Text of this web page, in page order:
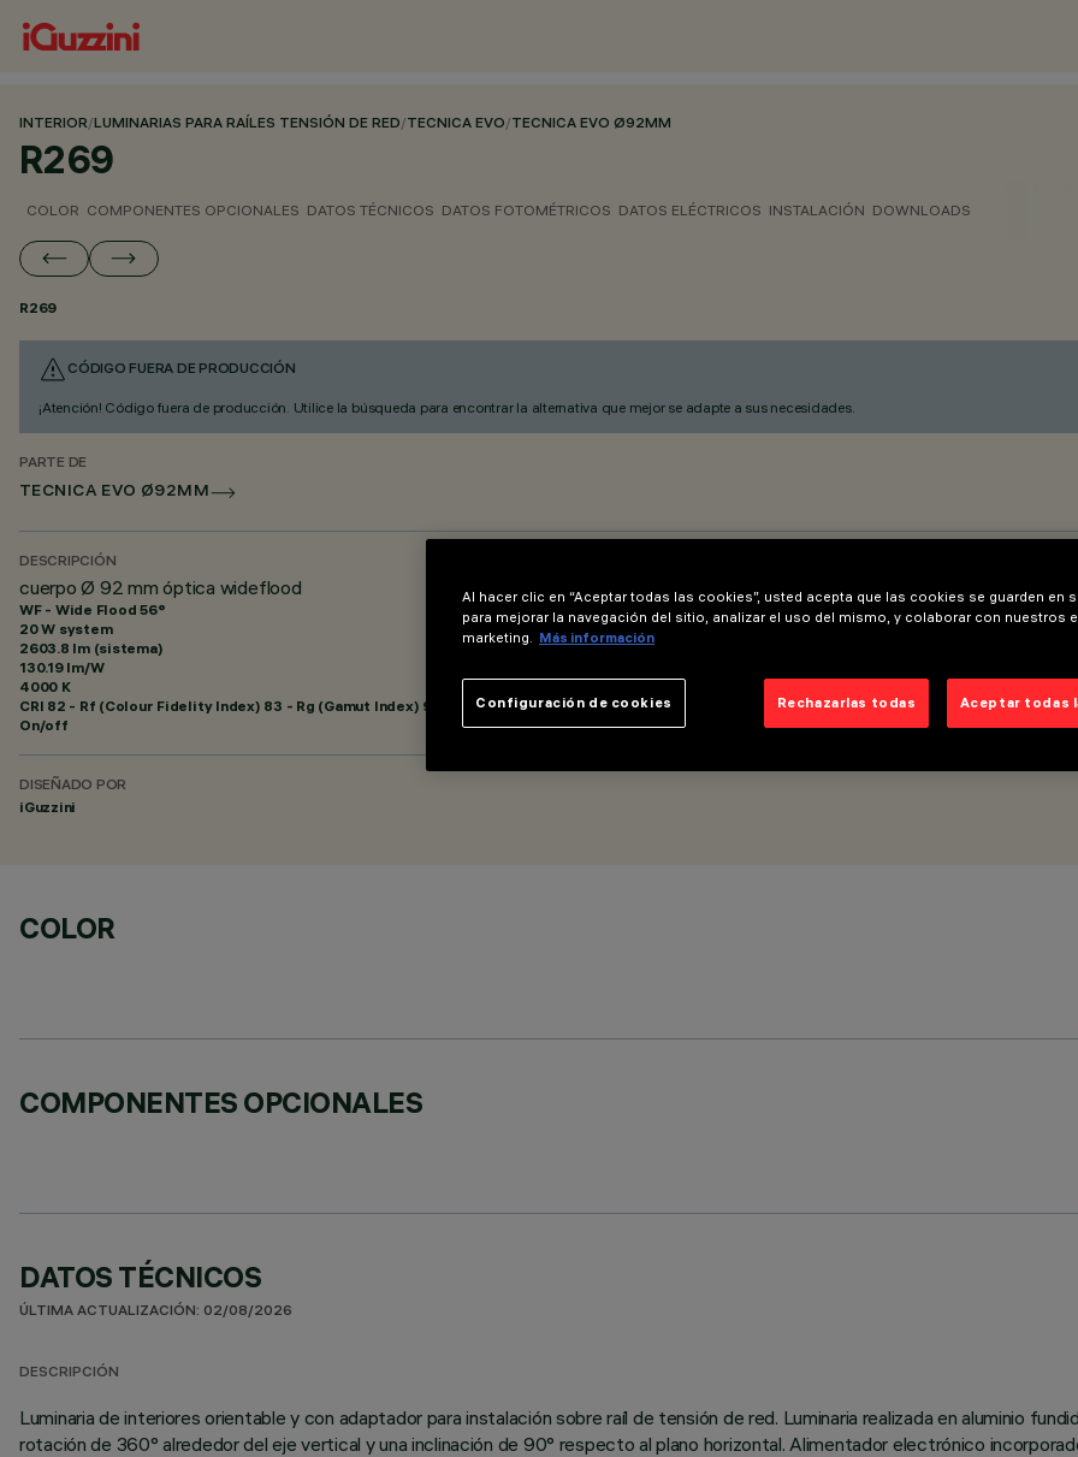
INTERIOR/LUMINARIAS PARA RAÍLES TENSIÓN DE RED/TECNICA EVO/TECNICA EVO Ø92MM
R269
COLOR COMPONENTES OPCIONALES DATOS TÉCNICOS DATOS FOTOMÉTRICOS DATOS ELÉCTRICOS INSTALACIÓN DOWNLOADS
R269
CÓDIGO FUERA DE PRODUCCIÓN
¡Atención! Código fuera de producción. Utilice la búsqueda para encontrar la alternativa que mejor se adapte a sus necesidades.
PARTE DE
TECNICA EVO Ø92MM
DESCRIPCIÓN
cuerpo Ø 92 mm óptica wideflood
WF - Wide Flood 56°
20 W system
2603.8 lm (sistema)
130.19 lm/W
4000 K
CRI 82 - Rf (Colour Fidelity Index) 83 - Rg (Gamut Index) 94
On/off
DISEÑADO POR
iGuzzini
COLOR
COMPONENTES OPCIONALES
DATOS TÉCNICOS
ÚLTIMA ACTUALIZACIÓN: 02/08/2026
DESCRIPCIÓN
Luminaria de interiores orientable y con adaptador para instalación sobre raíl de tensión de red. Luminaria realizada en aluminio
rotación de 360° alrededor del eje vertical y una inclinación de 90° respecto al plano horizontal. Alimentador electrónico
Al hacer clic en “Aceptar todas las cookies”, usted acepta que las cookies se guarden en
para mejorar la navegación del sitio, analizar el uso del mismo, y colaborar con nuestros
marketing. Más información
Rechazarlas todas Aceptar todas
Configuración de cookies